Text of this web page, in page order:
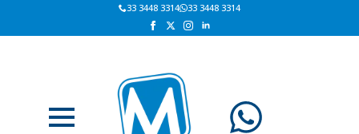
33 3448 3314 33 3448 3314